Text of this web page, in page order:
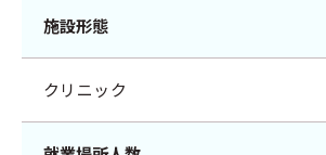
施設形態
クリニック